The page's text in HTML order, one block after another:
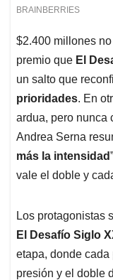
$2.400 millones
premio que El
un salto que
prioridades. En
ardua, pero nunca
Andrea Serna
más la intensidad
vale el doble y
Los protagonistas
El Desafío Siglo
etapa, donde
presión y el doble